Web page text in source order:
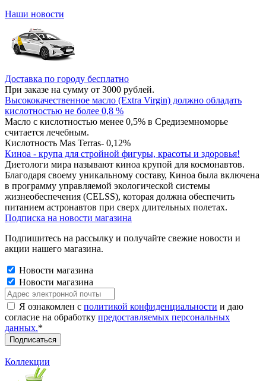
Наши новости
Доставка по городу бесплатно
При заказе на сумму от 3000 рублей.
Высококачественное масло (Extra Virgin) должно обладать
кислотностью не более 0,8 %
Масло с кислотностью менее 0,5% в Средиземноморье
считается лечебным.
Кислотность Mas Terras- 0,12%
Киноа - крупа для стройной фигуры, красоты и здоровья!
Диетологи мира называют киноа крупой для космонавтов.
Благодаря своему уникальному составу, Киноа была включена
в программу управляемой экологической системы
жизнеобеспечения (CELSS), которая должна обеспечить
питанием астронавтов при сверх длительных полетах.
Подписка на новости магазина
Подпишитесь на рассылку и получайте свежие новости и
акции нашего магазина.
Новости магазина
Новости магазина
Я ознакомлен с политикой конфиденциальности и даю
согласие на обработку предоставляемых персональных
данных.*
Коллекции